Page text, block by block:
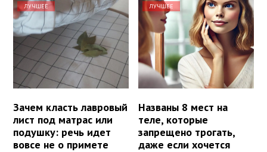
ЛУЧШЕЕ
Зачем класть лавровый
лист под матрас или
подушку: речь идет
вовсе не о примете
ЛУЧШЕЕ
Названы 8 мест на
теле, которые
запрещено трогать,
даже если хочется